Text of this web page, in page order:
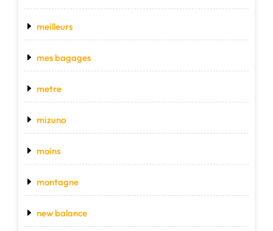
meilleurs
mes bagages
metre
mizuno
moins
montagne
new balance